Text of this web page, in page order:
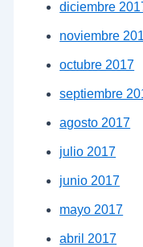
diciembre
noviembre
octubre 2017
septiembre
agosto 2017
julio 2017
junio 2017
mayo 2017
abril 2017